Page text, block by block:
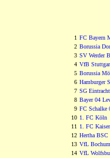
1 FC Bayern
2 Borussia
3 SV Werder
4 VfB
5 Borussia
6 Hamburger
7 SG
8 Bayer 04
9 FC Schalke
10 1. FC Köln
11
1. FC
12 Hertha BSC
13 VfL Bochum
14 VfL